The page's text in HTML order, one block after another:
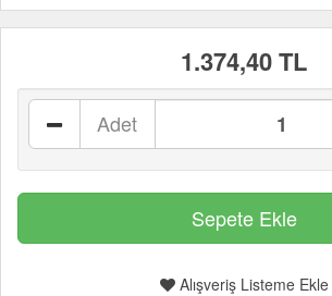
1.374,40 TL
Adet
Alışveriş Listeme Ekle